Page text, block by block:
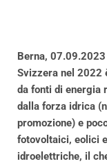
Berna,
Svizzera nel 2022
da fonti di energia
dalla forza idrica
promozione) e
fotovoltaici, eolici
idroelettriche, il